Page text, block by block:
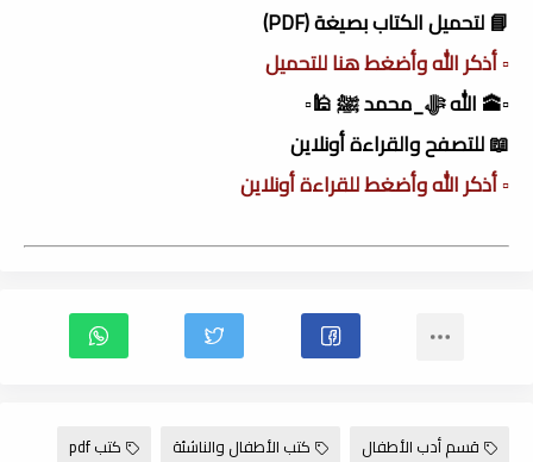
📘 لتحميل الكتاب بصيغة (PDF)
▫️ أذكر الله وأضغط هنا للتحميل
▫️🕋 الله ﷻ_محمد ﷺ 🕌▫️
📖 للتصفح والقراءة أونلاين
▫️ أذكر الله وأضغط للقراءة أونلاين
قسم أدب الأطفال كتب الأطفال والناشئة كتب pdf